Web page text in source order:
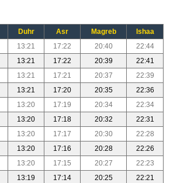
Duhr Asr Magreb
Ishaa
13:21 17:22 20:40
22:44
13:21 17:22 20:39
22:41
13:21 17:21 20:37
22:39
13:21 17:20 20:35
22:36
13:20 17:19 20:34
22:34
13:20 17:18 20:32
22:31
13:20 17:17 20:30
22:28
13:20 17:16 20:28
22:26
13:20 17:15 20:27
22:23
13:19 17:14 20:25
22:21